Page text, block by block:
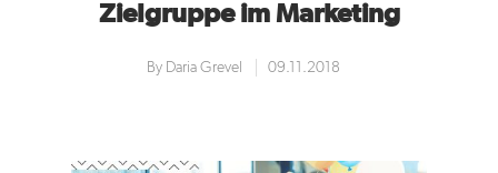
Zielgruppe im Marketing
By Daria Grevel 09.11.2018